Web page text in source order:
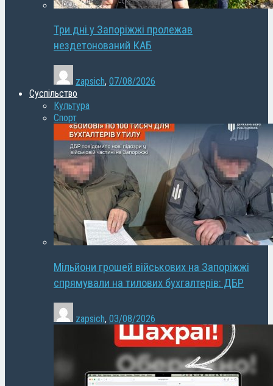
Три дні у Запоріжжі пролежав
нездетонований КАБ
zapsich, 07/08/2026
Суспільство
Культура
Спорт
Мільйони грошей військових на Запоріжжі
спрямували на тилових бухгалтерів: ДБР
zapsich, 03/08/2026